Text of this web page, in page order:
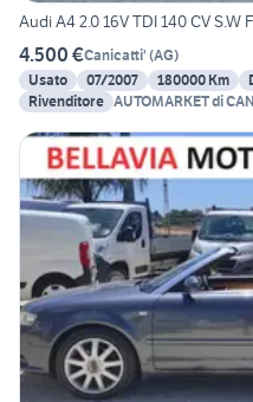
Audi A4 2.0 16V TDI 140 CV S.W
4.500 €Canicatti' (AG)
Usato
07/2007 180000 Km
Rivenditore AUTOMARKET di